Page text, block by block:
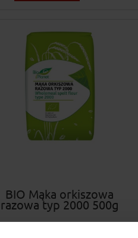
BIO Mąka orkiszowa
razowa typ 2000 500g